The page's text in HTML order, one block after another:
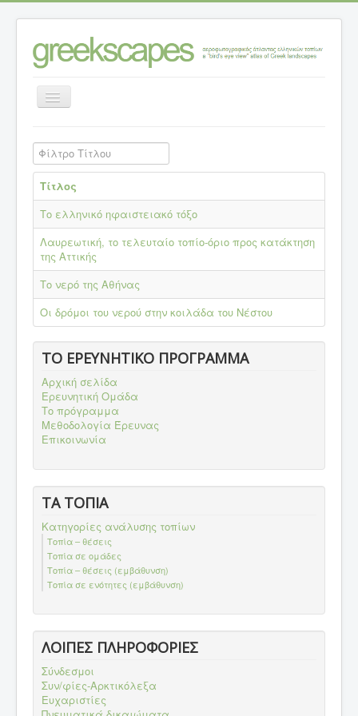
Εναλλαγή
πλοήγησης
Αρχική σελίδα >
Κατηγορίες ανάλυσης τοπίων
Τοπία σε ενότητες (εμβάθυνση)
Φίλτρο Τίτλου
Τίτλος
Το ελληνικό ηφαιστειακό τόξο
Λαυρεωτική, το τελευταίο τοπίο-όριο προς κατάκτηση
της Αττικής
Το νερό της Αθήνας
Οι δρόμοι του νερού στην κοιλάδα του Νέστου
ΤΟ ΕΡΕΥΝΗΤΙΚΟ ΠΡΟΓΡΑΜΜΑ
Αρχική σελίδα
Ερευνητική Ομάδα
Το πρόγραμμα
Μεθοδολογία Έρευνας
Επικοινωνία
ΤΑ ΤΟΠΙΑ
Κατηγορίες ανάλυσης τοπίων
Τοπία – θέσεις
Τοπία σε ομάδες
Τοπία – θέσεις (εμβάθυνση)
Τοπία σε ενότητες (εμβάθυνση)
ΛΟΙΠΕΣ ΠΛΗΡΟΦΟΡΙΕΣ
Σύνδεσμοι
Συν/φίες-Αρκτικόλεξα
Ευχαριστίες